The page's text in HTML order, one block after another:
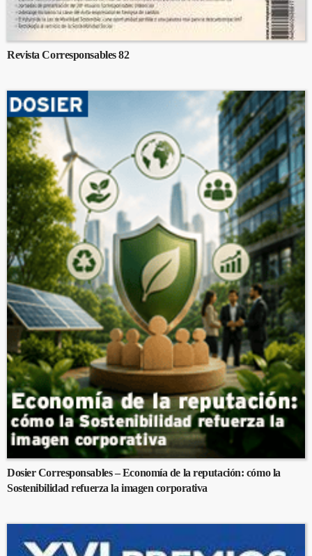
Revista Corresponsables 82
Dosier Corresponsables – Economía de la reputación: cómo la
Sostenibilidad refuerza la imagen corporativa